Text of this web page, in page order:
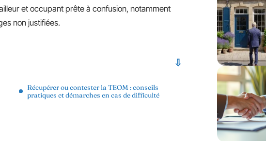
et occupant prête à confusion, notamment
non justifiées.
Récupérer ou contester la TEOM : conseils
pratiques et démarches en cas de difficulté